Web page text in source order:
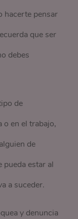
hacerte pensar
que ser
debes
de
o en el trabajo,
de
estar al
a suceder.
y denuncia